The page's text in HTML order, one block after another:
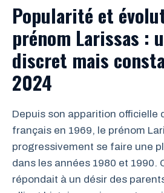
Popularité et
prénom Larissas :
discret mais
2024
Depuis son apparition officielle
français en 1969, le prénom
progressivement se faire une
dans les années 1980 et 1990.
répondait à un désir des